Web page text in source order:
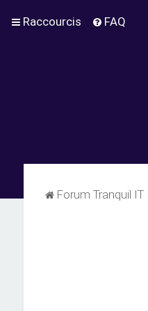
Raccourcis FAQ
Forum Tranquil IT